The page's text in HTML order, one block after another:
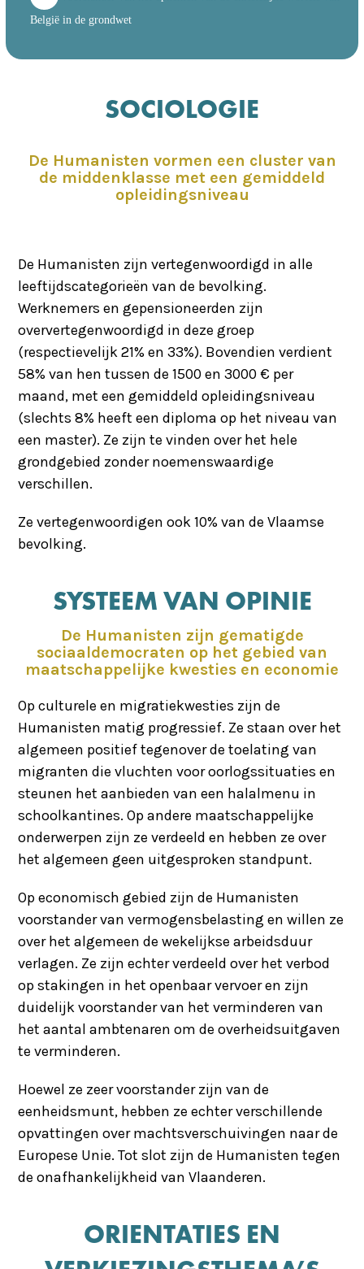
België in de grondwet
SOCIOLOGIE
De Humanisten vormen een cluster van
de middenklasse met een gemiddeld
opleidingsniveau
De Humanisten zijn vertegenwoordigd in alle
leeftijdscategorieën van de bevolking.
Werknemers en gepensioneerden zijn
oververtegenwoordigd in deze groep
(respectievelijk 21% en 33%). Bovendien verdient
58% van hen tussen de 1500 en 3000 € per
maand, met een gemiddeld opleidingsniveau
(slechts 8% heeft een diploma op het niveau van
een master). Ze zijn te vinden over het hele
grondgebied zonder noemenswaardige
verschillen.
Ze vertegenwoordigen ook 10% van de Vlaamse
bevolking.
SYSTEEM VAN OPINIE
De Humanisten zijn gematigde
sociaaldemocraten op het gebied van
maatschappelijke kwesties en economie
Op culturele en migratiekwesties zijn de
Humanisten matig progressief. Ze staan over het
algemeen positief tegenover de toelating van
migranten die vluchten voor oorlogssituaties en
steunen het aanbieden van een halalmenu in
schoolkantines. Op andere maatschappelijke
onderwerpen zijn ze verdeeld en hebben ze over
het algemeen geen uitgesproken standpunt.
Op economisch gebied zijn de Humanisten
voorstander van vermogensbelasting en willen ze
over het algemeen de wekelijkse arbeidsduur
verlagen. Ze zijn echter verdeeld over het verbod
op stakingen in het openbaar vervoer en zijn
duidelijk voorstander van het verminderen van
het aantal ambtenaren om de overheidsuitgaven
te verminderen.
Hoewel ze zeer voorstander zijn van de
eenheidsmunt, hebben ze echter verschillende
opvattingen over machtsverschuivingen naar de
Europese Unie. Tot slot zijn de Humanisten tegen
de onafhankelijkheid van Vlaanderen.
ORIENTATIES EN